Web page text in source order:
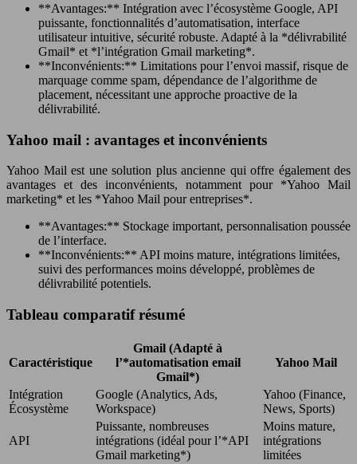
**Avantages:** Intégration avec l’écosystème Google, API
puissante, fonctionnalités d’automatisation, interface
utilisateur intuitive, sécurité robuste. Adapté à la *délivrabilité
Gmail* et *l’intégration Gmail marketing*.
**Inconvénients:** Limitations pour l’envoi massif, risque de
marquage comme spam, dépendance de l’algorithme de
placement, nécessitant une approche proactive de la
délivrabilité.
Yahoo mail : avantages et inconvénients
Yahoo Mail est une solution plus ancienne qui offre également des
avantages et des inconvénients, notamment pour *Yahoo Mail
marketing* et les *Yahoo Mail pour entreprises*.
**Avantages:** Stockage important, personnalisation poussée
de l’interface.
**Inconvénients:** API moins mature, intégrations limitées,
suivi des performances moins développé, problèmes de
délivrabilité potentiels.
Tableau comparatif résumé
Caractéristique
Gmail (Adapté à
l’*automatisation email
Gmail*)
Yahoo Mail
Intégration
Écosystème
Google (Analytics, Ads,
Workspace)
Yahoo (Finance,
News, Sports)
API
Puissante, nombreuses
intégrations (idéal pour l’*API
Gmail marketing*)
Moins mature,
intégrations
limitées